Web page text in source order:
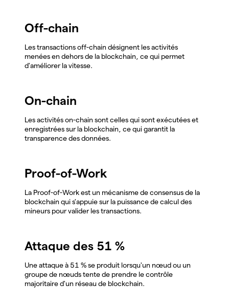
Off-chain
Les transactions off-chain désignent les activités
menées en dehors de la blockchain, ce qui permet
d'améliorer la vitesse.
On-chain
Les activités on-chain sont celles qui sont exécutées et
enregistrées sur la blockchain, ce qui garantit la
transparence des données.
Proof-of-Work
La Proof-of-Work est un mécanisme de consensus de la
blockchain qui s'appuie sur la puissance de calcul des
mineurs pour valider les transactions.
Attaque des 51 %
Une attaque à 51 % se produit lorsqu'un nœud ou un
groupe de nœuds tente de prendre le contrôle
majoritaire d'un réseau de blockchain.